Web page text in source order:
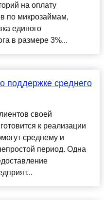
на оплату
по микрозаймам,
единого
в размере 3%...
поддержке среднего
своей
к реализации
среднему и
период. Одна